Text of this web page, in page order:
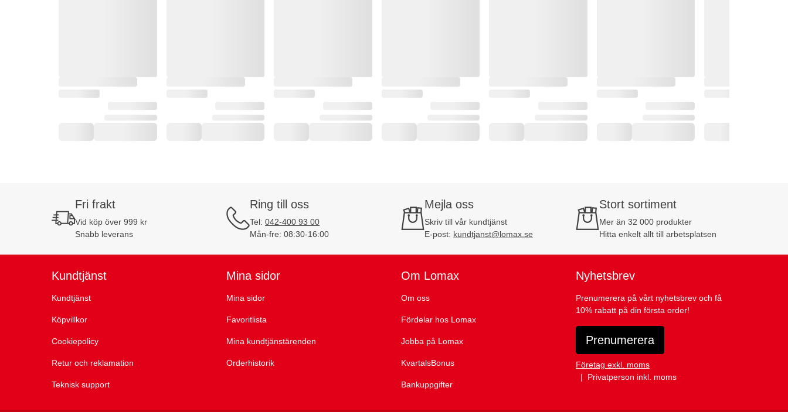
Fri frakt
Vid köp över 999 kr
Snabb leverans
Ring till oss
Tel: 042-400 93 00
Mån-fre: 08:30-16:00
Mejla oss
Skriv till vår kundtjänst
E-post: kundtjanst@lomax.se
Stort sortiment
Mer än 32 000 produkter
Hitta enkelt allt till arbetsplatsen
Kundtjänst
Kundtjänst
Köpvillkor
Cookiepolicy
Retur och reklamation
Teknisk support
Mina sidor
Mina sidor
Favoritlista
Mina kundtjänstärenden
Orderhistorik
Om Lomax
Om oss
Fördelar hos Lomax
Jobba på Lomax
KvartalsBonus
Bankuppgifter
Nyhetsbrev
Prenumerera på vårt nyhetsbrev och få
10% rabatt på din första order!
Prenumerera
Företag exkl. moms
Privatperson inkl. moms